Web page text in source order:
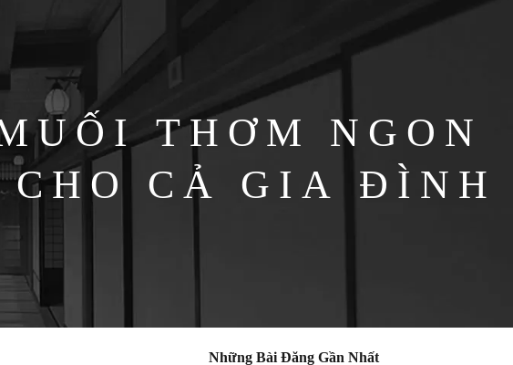
THƠM NGON
CHO CẢ GIA ĐÌNH
Những Bài Đăng Gần Nhất